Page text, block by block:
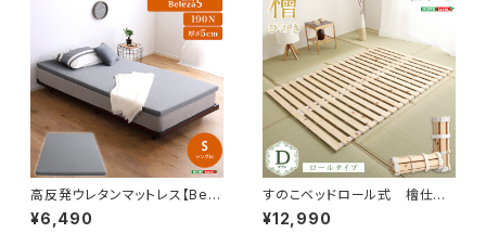
高反発ウレタンマットレス【Bele
za5-ベレーザ・ファイブ-】(シン
グル) ORM-05S
¥6,490
すのこベッドロール式 檜仕様
(ダブル)【涼風】 HNK-R-D
¥12,990